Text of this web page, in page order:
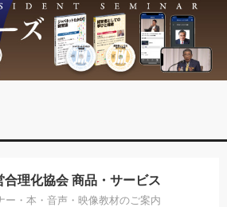
合理化協会 商品・サービス
ー・本・音声・映像教材のご案内